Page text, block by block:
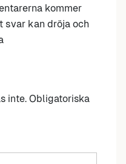
kommer
svar kan dröja och
inte. Obligatoriska